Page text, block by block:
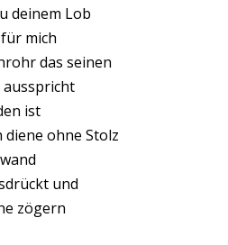
deinem Lob
mich
das seinen
ist
diene ohne Stolz
und
zögern